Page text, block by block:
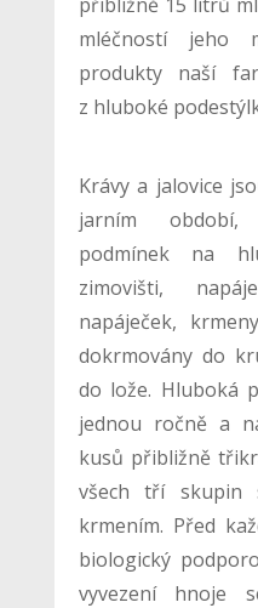
mléčností jeho
produkty naší
z hluboké
Krávy a jalovice
jarním období,
podmínek na
zimovišti,
napáječek,
dokrmovány do
do lože. Hluboká
jednou ročně a
kusů přibližně
všech tří skupin
krmením. Před
biologický
vyvezení hnoje